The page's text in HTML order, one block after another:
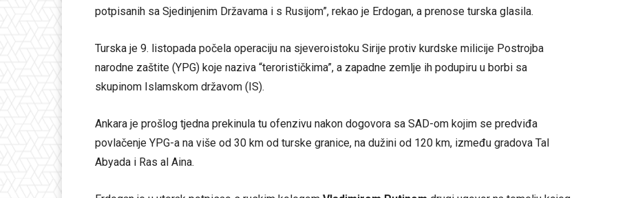
potpisanih sa Sjedinjenim Državama i s Rusijom”, rekao je Erdogan, a prenose turska glasila.
Turska je 9. listopada počela operaciju na sjeveroistoku Sirije protiv kurdske milicije Postrojba
narodne zaštite (YPG) koje naziva “terorističkima”, a zapadne zemlje ih podupiru u borbi sa
skupinom Islamskom državom (IS).
Ankara je prošlog tjedna prekinula tu ofenzivu nakon dogovora sa SAD-om kojim se predviđa
povlačenje YPG-a na više od 30 km od turske granice, na dužini od 120 km, između gradova Tal
Abyada i Ras al Aina.